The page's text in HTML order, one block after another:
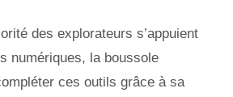
des explorateurs s’appuient
numériques, la boussole
ces outils grâce à sa